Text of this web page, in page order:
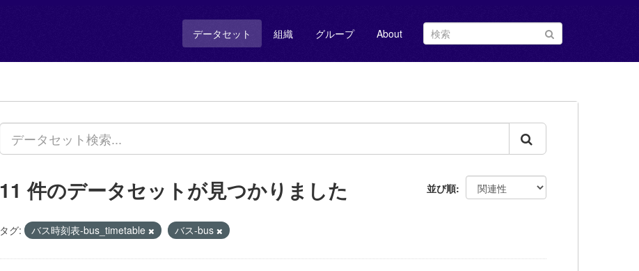
データセット 組織 グループ About
並び順
11 件のデータセットが見つかりました
タグ: バス時刻表-bus_timetable バス-bus